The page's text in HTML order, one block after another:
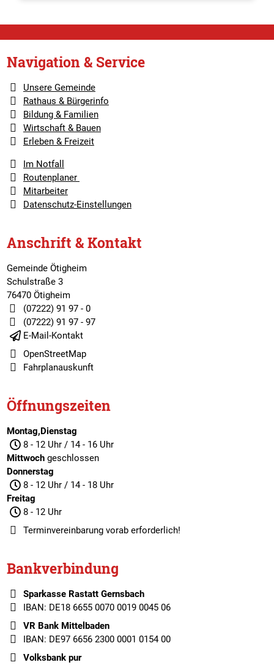
Navigation & Service
Unsere Gemeinde
Rathaus & Bürgerinfo
Bildung & Familien
Wirtschaft & Bauen
Erleben & Freizeit
Im Notfall
Routenplaner
Mitarbeiter
Datenschutz-Einstellungen
Anschrift & Kontakt
Gemeinde Ötigheim
Schulstraße 3
76470 Ötigheim
(07222) 91 97 - 0
(07222) 91 97 - 97
E-Mail-Kontakt
OpenStreetMap
Fahrplanauskunft
Öffnungszeiten
Montag,Dienstag
8 - 12 Uhr / 14 - 16 Uhr
Mittwochgeschlossen
Donnerstag
8 - 12 Uhr / 14 - 18 Uhr
Freitag
8 - 12 Uhr
Terminvereinbarungvorab erforderlich!
Bankverbindung
Sparkasse Rastatt Gernsbach
IBAN: DE18 6655 0070 0019 0045 06
VR Bank Mittelbaden
IBAN: DE97 6656 2300 0001 0154 00
Volksbank pur